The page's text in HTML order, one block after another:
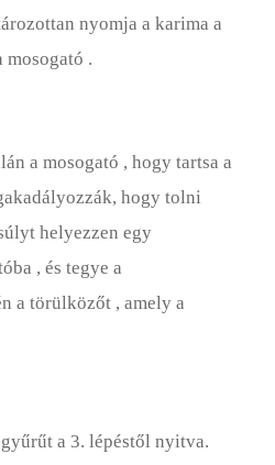
nyomja a karima a
.
a mosogató , hogy tartsa a
hogy tolni
helyezzen egy
, és tegye a
a törülközőt , amely a
a 3. lépéstől nyitva.